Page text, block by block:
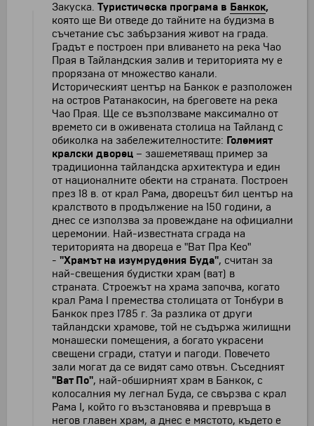
Закуска. Туристическа програма в Банкок,
която ще Ви отведе до тайните на будизма в
съчетание със забързания живот на града.
Градът е построен при вливането на река Чао
Прая в Тайландския залив и територията му е
прорязана от множество канали.
Историческият център на Банкок е разположен
на остров Ратанакосин, на бреговете на река
Чао Прая. Ще се възползваме максимално от
времето си в оживената столица на Тайланд с
обиколка на забележителностите: Големият
кралски дворец – зашеметяващ пример за
традиционна тайландска архитектура и един
от националните обекти на страната. Построен
през 18 в. от крал Рама, дворецът бил център на
кралството в продължение на 150 години, а
днес се използва за провеждане на официални
церемонии. Най-известната сграда на
територията на двореца е "Ват Пра Кео"
- "Храмът на изумрудения Буда", считан за
най-свещения будистки храм (ват) в
страната. Строежът на храма започва, когато
крал Рама I премества столицата от Тонбури в
Банкок през 1785 г. За разлика от други
тайландски храмове, той не съдържа жилищни
монашески помещения, а богато украсени
свещени сгради, статуи и пагоди. Повечето
зали могат да се видят само отвън. Съседният
"Ват По", най-обширният храм в Банкок, с
колосалния му легнал Буда, се свързва с крал
Рама I, който го възстановява и превръща в
негов главен храм, а днес е мястото, където е